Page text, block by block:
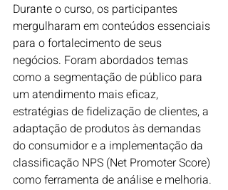
Durante o curso, os participantes
mergulharam em conteúdos essenciais
para o fortalecimento de seus
negócios. Foram abordados temas
como a segmentação de público para
um atendimento mais eficaz,
estratégias de fidelização de clientes, a
adaptação de produtos às demandas
do consumidor e a implementação da
classificação NPS (Net Promoter Score)
como ferramenta de análise e melhoria.